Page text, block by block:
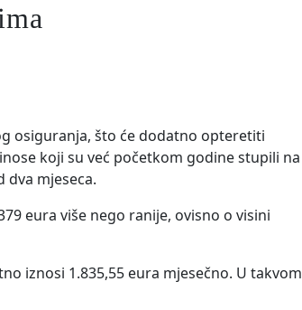
osiguranja, što će dodatno opteretiti
koji su već početkom godine stupili na
dva mjeseca.
eura više nego ranije, ovisno o visini
iznosi 1.835,55 eura mjesečno. U takvom